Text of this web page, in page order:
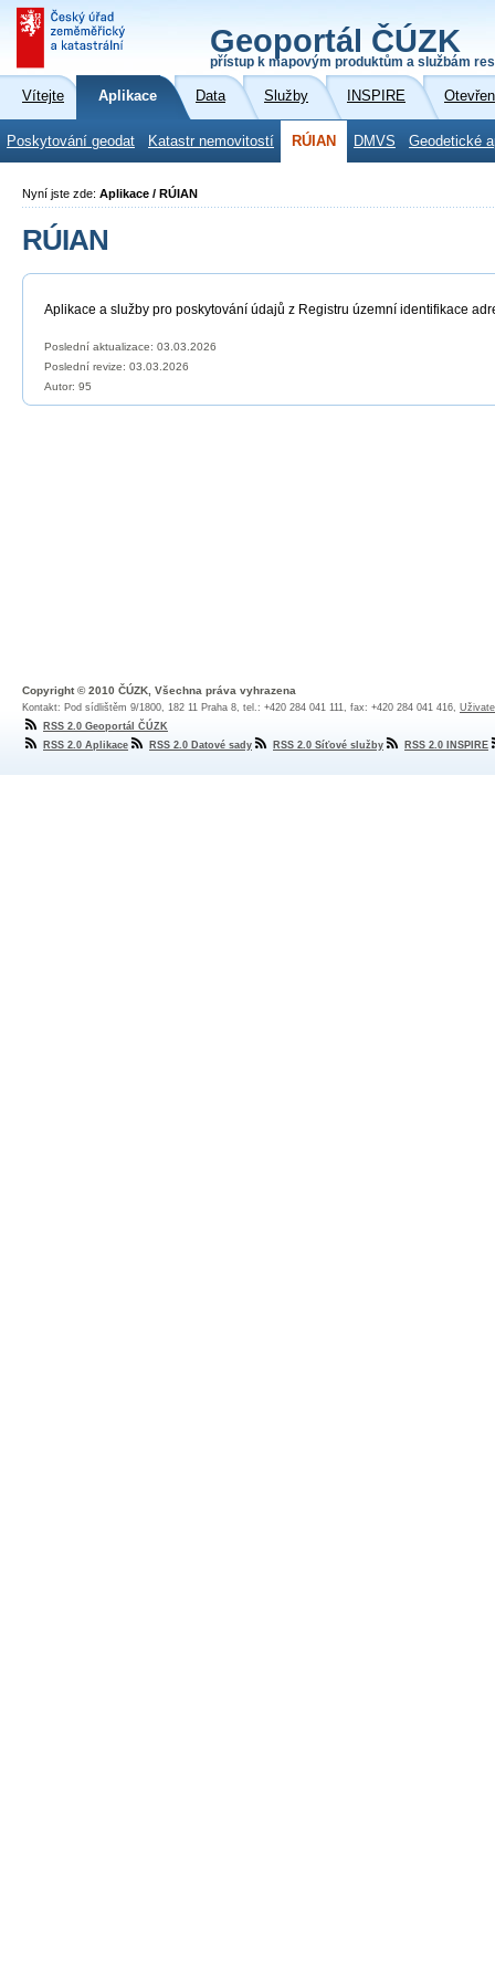
Geoportál ČÚZK
přístup k mapovým produktům a službám
Vítejte Aplikace Data Služby INSPIRE
Poskytování geodat Katastr nemovitostí RÚIAN DMVS Geodetické
Nyní jste zde: Aplikace / RÚIAN
RÚIAN
Aplikace a služby pro poskytování údajů z Registru územní identifikace
Poslední aktualizace: 03.03.2026
Poslední revize: 03.03.2026
Autor: 95
Copyright © 2010 ČÚZK, Všechna práva vyhrazena
Kontakt: Pod sídlištěm 9/1800, 182 11 Praha 8, tel.: +420 284 041 111, fax: +420 284 041 416,
RSS 2.0 Geoportál ČÚZK
RSS 2.0 Aplikace
RSS 2.0 Datové sady RSS 2.0 Síťové služby RSS 2.0 INSPIRE